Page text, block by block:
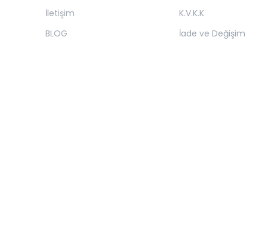
İletişim
BLOG
K.V.K.K
İade ve Değişim